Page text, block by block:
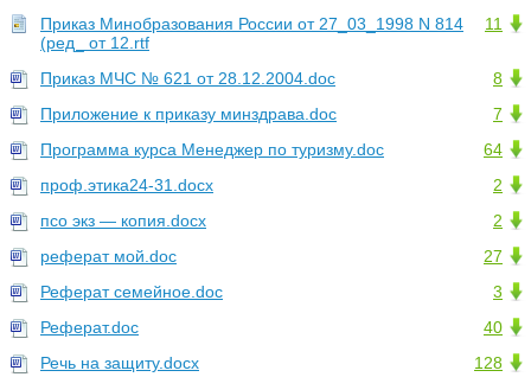
11
Приказ Минобразования России от 27_03_1998 N 814
(ред_ от 12.rtf
8
Приказ МЧС № 621 от 28.12.2004.doc
7
Приложение к приказу минздрава.doc
64
Программа курса Менеджер по туризму.doc
2
проф.этика24-31.docx
2
псо экз — копия.docx
27
реферат мой.doc
3
Реферат семейное.doc
40
Реферат.doc
128
Речь на защиту.docx